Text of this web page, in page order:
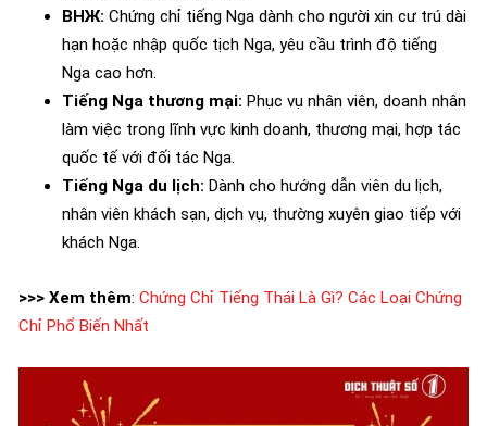
ВНЖ: Chứng chỉ tiếng Nga dành cho người xin cư trú dài
hạn hoặc nhập quốc tịch Nga, yêu cầu trình độ tiếng
Nga cao hơn.
Tiếng Nga thương mại: Phục vụ nhân viên, doanh nhân
làm việc trong lĩnh vực kinh doanh, thương mại, hợp tác
quốc tế với đối tác Nga.
Tiếng Nga du lịch: Dành cho hướng dẫn viên du lịch,
nhân viên khách sạn, dịch vụ, thường xuyên giao tiếp với
khách Nga.
>>> Xem thêm: Chứng Chỉ Tiếng Thái Là Gì? Các Loại Chứng
Chỉ Phổ Biến Nhất